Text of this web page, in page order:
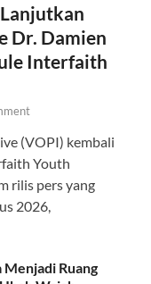
Dr. Damien
Interfaith
(VOPI) kembali
Youth
rilis pers yang
2026,
Menjadi Ruang